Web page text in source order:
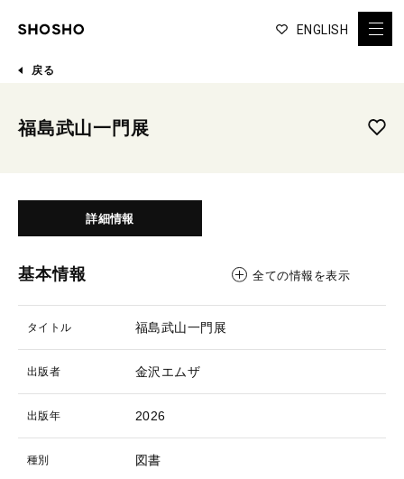
ENGLISH
戻る
福島武山一門展
詳細情報
基本情報 全ての情報を表示
タイトル 福島武山一門展
出版者 金沢エムザ
出版年 2026
種別 図書